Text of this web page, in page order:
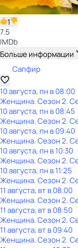
1
7.5
IMDb
Больше информации
Сапфир
10 августа, пн в 08:00
Женщина. Сезон 2.
10 августа, пн в 08:45
Женщина. Сезон 2.
10 августа, пн в 09:40
Женщина. Сезон 2.
10 августа, пн в 10:30
Женщина. Сезон 2.
10 августа, пн в 11:25
Женщина. Сезон 2.
11 августа, вт в 08:00
Женщина. Сезон 2.
11 августа, вт в 08:50
Женщина. Сезон 2.
11 августа, вт в 09:40
Женщина. Сезон 2.